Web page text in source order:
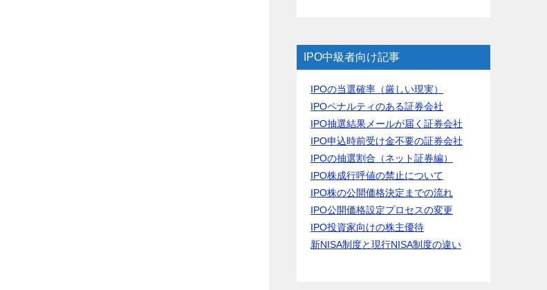
IPO中級者向け記事
IPOの当選確率（厳しい現実）
IPOペナルティのある証券会社
IPO抽選結果メールが届く証券会社
IPO申込時前受け金不要の証券会社
IPOの抽選割合（ネット証券編）
IPO株成行呼値の禁止について
IPO株の公開価格決定までの流れ
IPO公開価格設定プロセスの変更
IPO投資家向けの株主優待
新NISA制度と現行NISA制度の違い